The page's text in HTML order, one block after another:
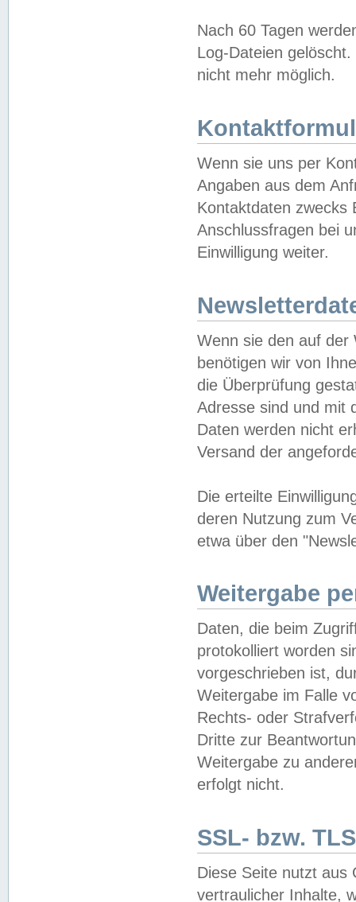
Nach 60 Tagen
Log-Dateien
nicht mehr möglich.
Wenn sie uns per
Angaben aus dem
Kontaktdaten zwecks
Anschlussfragen bei
Einwilligung weiter.
Wenn sie den auf der
benötigen wir von
die Überprüfung
Adresse sind und mit
Daten werden nicht
Versand der
Die erteilte
deren Nutzung zum
etwa über den
Weitergabe
Daten, die beim
protokolliert worden
vorgeschrieben ist,
Weitergabe im Falle
Rechts- oder
Dritte zur
Weitergabe zu
erfolgt nicht.
SSL- bzw.
Diese Seite nutzt aus
vertraulicher Inhalte,